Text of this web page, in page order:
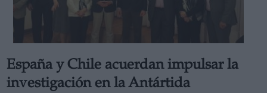
España y Chile acuerdan impulsar la
investigación en la Antártida